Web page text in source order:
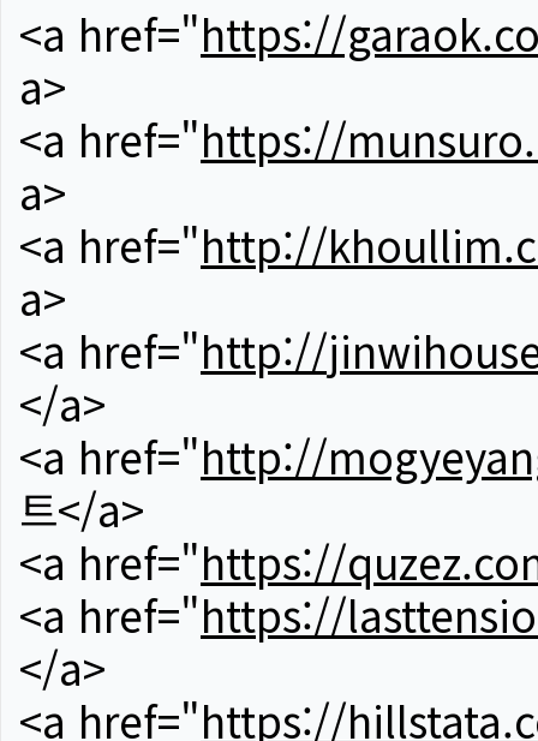
<a href="https://
a>
<a href="https://
a>
<a href="http://
a>
<a href="http://
</a>
<a href="http://
트</a>
<a href="https://
<a href="https://
</a>
<a href="https://